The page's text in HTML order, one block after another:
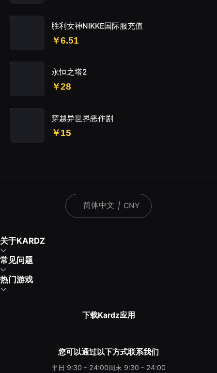
胜利女神NIKKE国际服充值
￥6.51
永恒之塔2
￥28
穿越异世界恶作剧
￥15
简体中文 | CNY
关于KARDZ
常见问题
热门游戏
下载Kardz应用
您可以通过以下方式联系我们
平日 9:30 - 24:00周末 9:30 - 24:00